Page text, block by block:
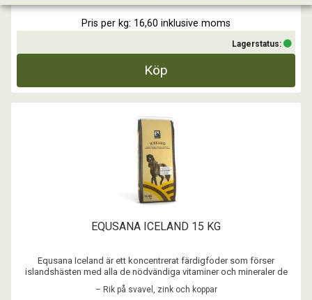
Pris per kg: 16,60 inklusive moms
Lagerstatus:
Köp
EQUSANA ICELAND 15 KG
Equsana Iceland är ett koncentrerat färdigfoder som förser
islandshästen med alla de nödvändiga vitaminer och mineraler de
behöver, även vid mindre givor.
Ofta vill man inte ge höga kraftfodergivor till just islandshästar, därför
– Rik på svavel, zink och koppar